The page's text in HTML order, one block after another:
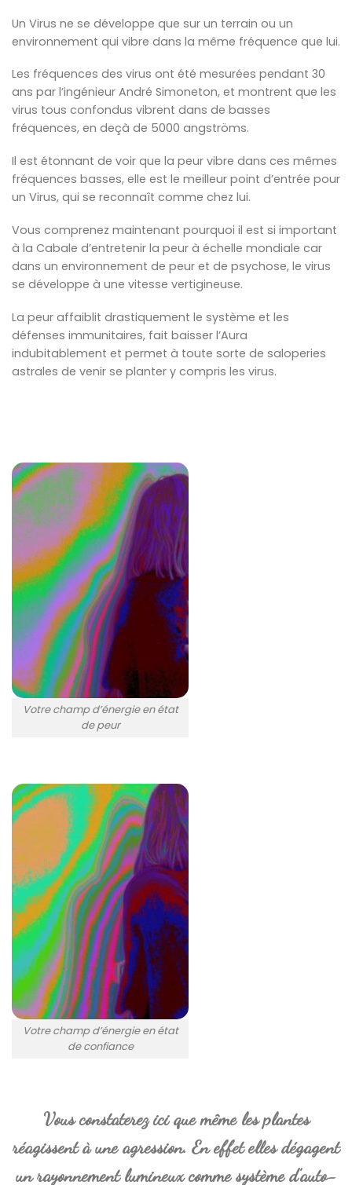
Un Virus ne se développe que sur un terrain ou un
environnement qui vibre dans la même fréquence que lui.
Les fréquences des virus ont été mesurées pendant 30
ans par l’ingénieur André Simoneton, et montrent que les
virus tous confondus vibrent dans de basses
fréquences, en deçà de 5000 angströms.
Il est étonnant de voir que la peur vibre dans ces mêmes
fréquences basses, elle est le meilleur point d’entrée pour
un Virus, qui se reconnaît comme chez lui.
Vous comprenez maintenant pourquoi il est si important
à la Cabale d’entretenir la peur à échelle mondiale car
dans un environnement de peur et de psychose, le virus
se développe à une vitesse vertigineuse.
La peur affaiblit drastiquement le système et les
défenses immunitaires, fait baisser l’Aura
indubitablement et permet à toute sorte de saloperies
astrales de venir se planter y compris les virus.
Votre champ d’énergie en état
de peur
Votre champ d’énergie en état
de confiance
Vous constaterez ici que même les plantes
réagissent à une agression. En effet elles dégagent
un rayonnement lumineux comme système d’auto-